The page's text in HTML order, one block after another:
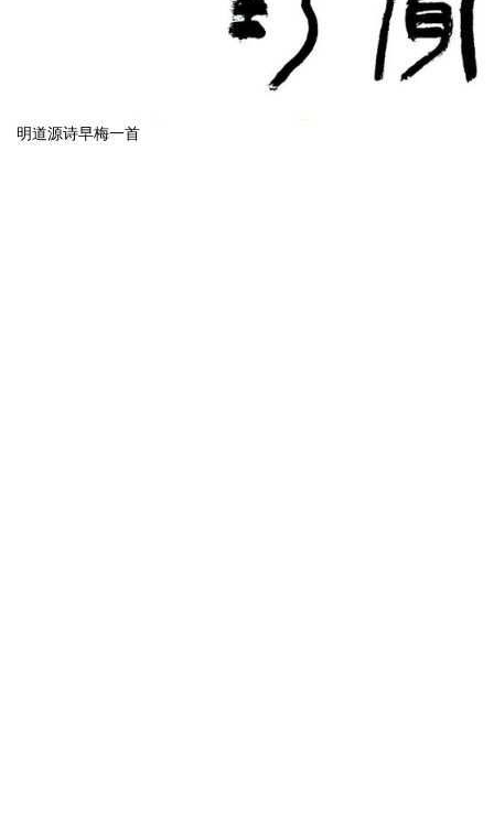
明道源诗早梅一首